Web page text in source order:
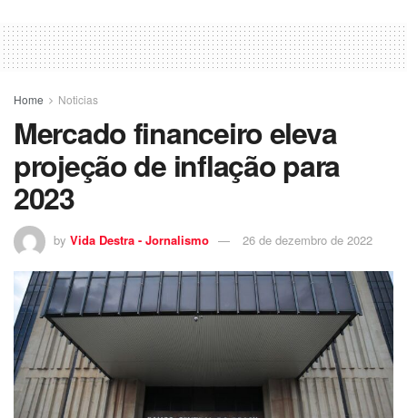
Home Noticias
Mercado financeiro eleva
projeção de inflação para
2023
by Vida Destra - Jornalismo 26 de dezembro de 2022